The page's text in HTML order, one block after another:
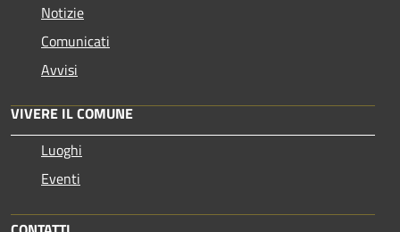
Notizie
Comunicati
Avvisi
VIVERE IL COMUNE
Luoghi
Eventi